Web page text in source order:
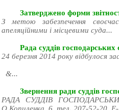
Затверджено форми
З метою забезпечення
апеляційними і місцевими суда...
Рада суддів господарських
24 березня 2014 року відбулося
&...
Звернення ради суддів
РАДА СУДДІВ